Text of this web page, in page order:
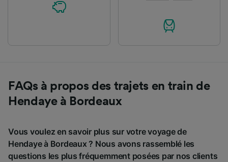
FAQs à propos des trajets en train de
Hendaye à Bordeaux
Vous voulez en savoir plus sur votre voyage de
Hendaye à Bordeaux ? Nous avons rassemblé les
questions les plus fréquemment posées par nos clients